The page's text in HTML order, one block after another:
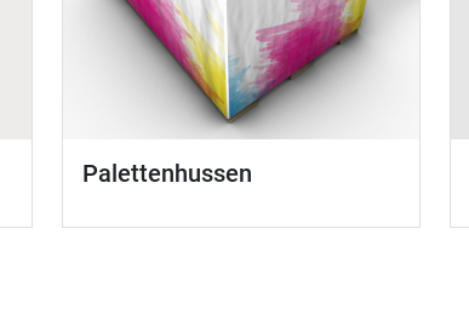
Palettenhussen